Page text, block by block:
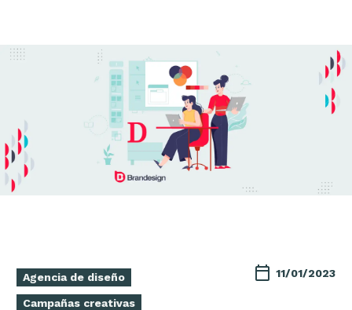
Agencia de diseño
Campañas creativas
11/01/2023